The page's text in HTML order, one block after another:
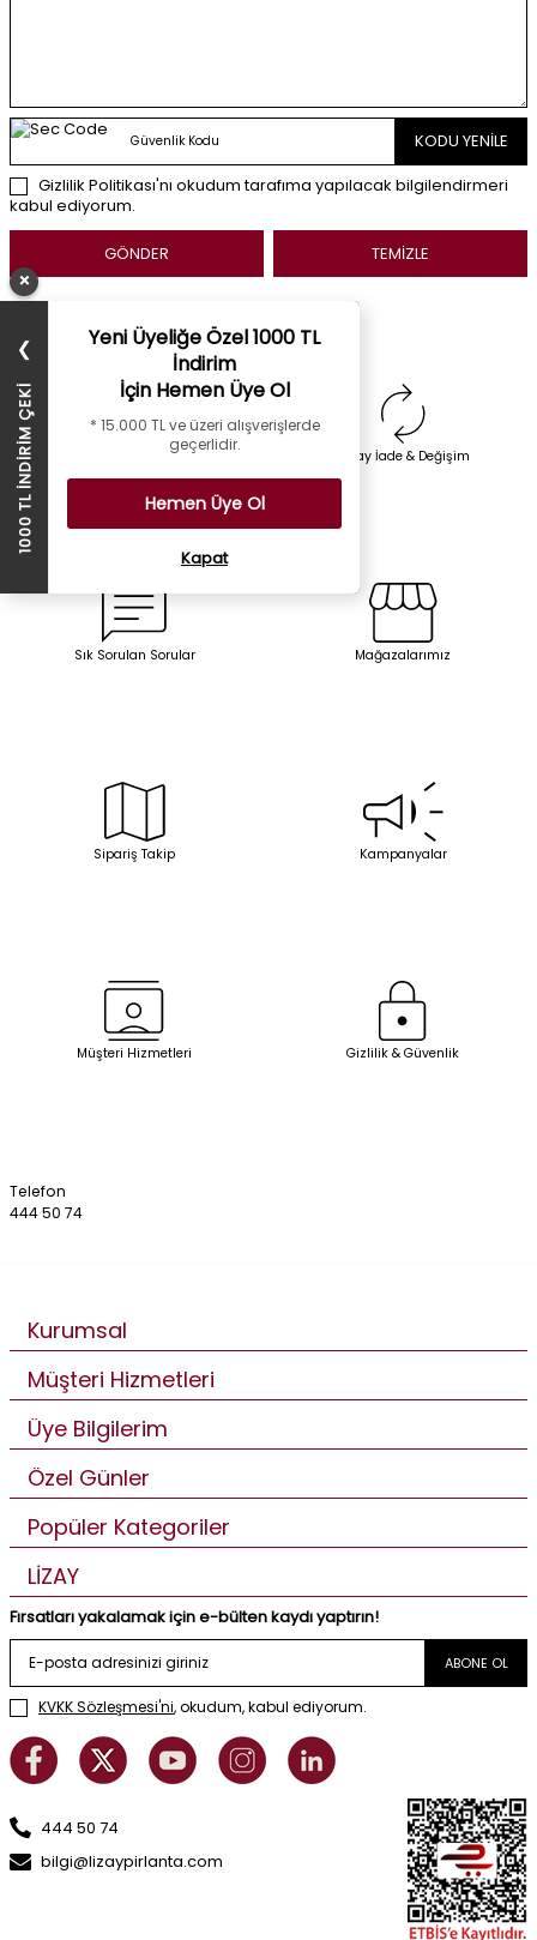
KODU YENİLE
Gizlilik Politikası'nı okudum tarafıma yapılacak bilgilendirmeri
kabul ediyorum.
GÖNDER TEMIZLE
Whatsapp İletişim Kolay İade & Değişim
Sık Sorulan Sorular Mağazalarımız
Sipariş Takip Kampanyalar
Müşteri Hizmetleri Gizlilik & Güvenlik
Telefon
444 50 74
Kurumsal
Müşteri Hizmetleri
Üye Bilgilerim
Özel Günler
Popüler Kategoriler
LİZAY
Fırsatları yakalamak için e-bülten kaydı yaptırın!
ABONE OL
KVKK Sözleşmesi'ni, okudum, kabul ediyorum.
444 50 74
bilgi@lizaypirlanta.com
×
❯
1000 TL İNDİRİM ÇEKİ
Yeni Üyeliğe Özel 1000 TL
İndirim
İçin Hemen Üye Ol
* 15.000 TL ve üzeri alışverişlerde
geçerlidir.
Hemen Üye Ol
Kapat